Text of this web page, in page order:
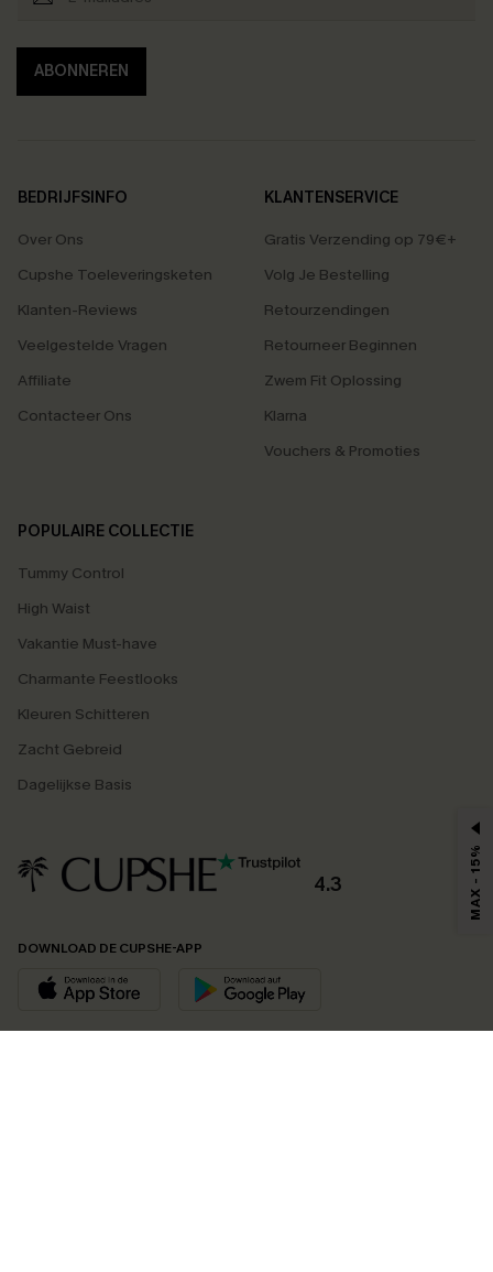
ABONNEREN
BEDRIJFSINFO
Over Ons
Cupshe Toeleveringsketen
Klanten-Reviews
Veelgestelde Vragen
Affiliate
Contacteer Ons
KLANTENSERVICE
Gratis Verzending op 79€+
Volg Je Bestelling
Retourzendingen
Retourneer Beginnen
Zwem Fit Oplossing
Klarna
Vouchers & Promoties
POPULAIRE COLLECTIE
Tummy Control
High Waist
Vakantie Must-have
Charmante Feestlooks
Kleuren Schitteren
Zacht Gebreid
Dagelijkse Basis
4.3
DOWNLOAD DE CUPSHE-APP
MAX - 15%